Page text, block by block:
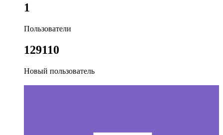
1
Пользователи
129110
Новый пользователь